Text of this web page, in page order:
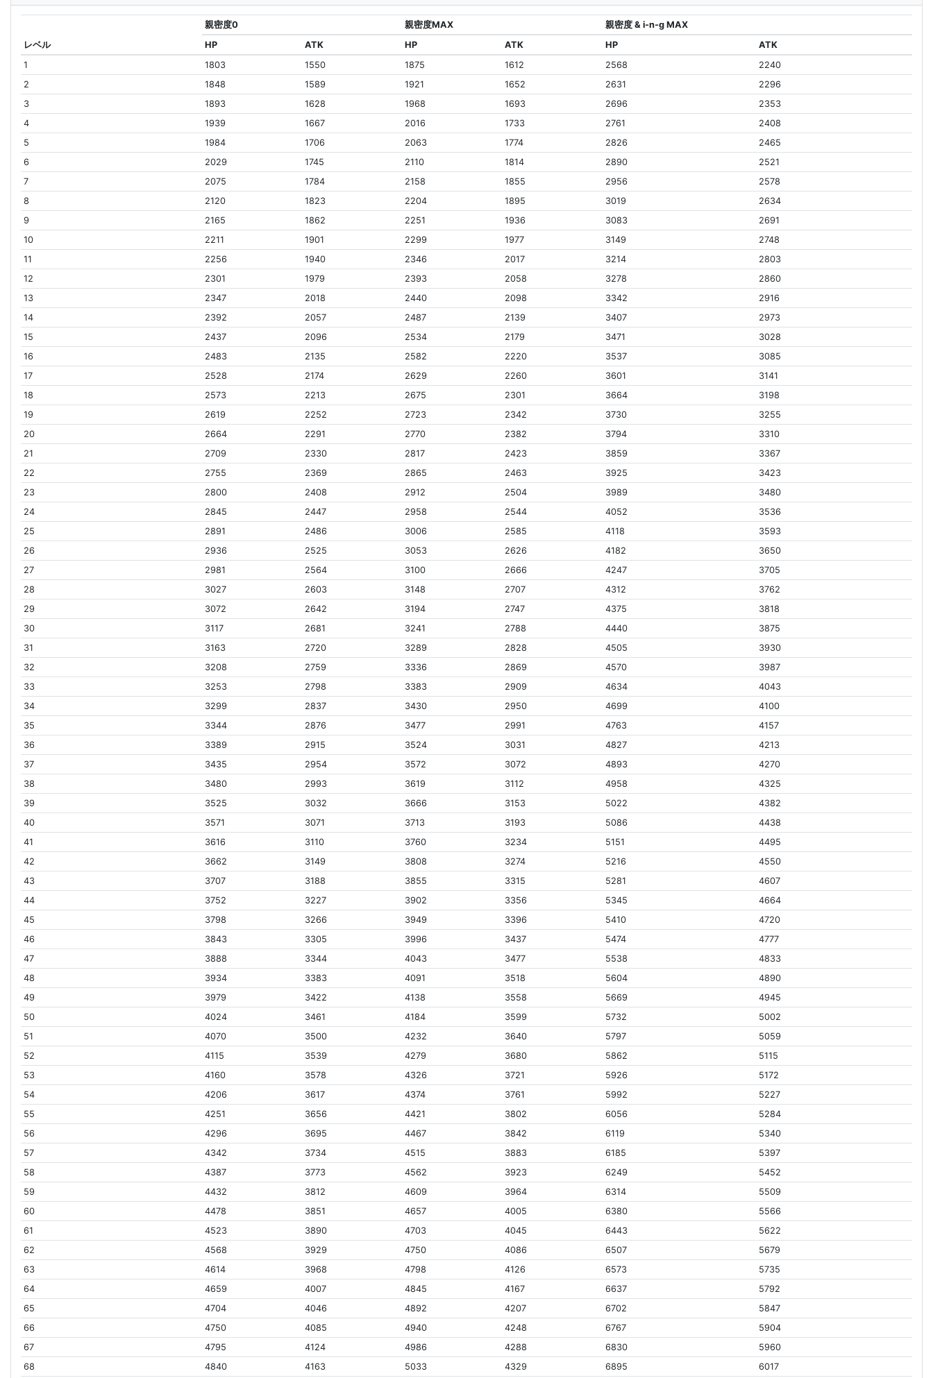
レベル
親密度0 親密度MAX
親密度 & i-n-g MAX
HP
ATK HP ATK HP
ATK
1
1803 1550 1875 1612 2568
2240
2
1848 1589 1921 1652 2631
2296
3
1893 1628 1968 1693 2696
2353
4
1939 1667 2016 1733 2761
2408
5
1984 1706 2063 1774 2826
2465
6
2029 1745 2110 1814 2890
2521
7
2075 1784 2158 1855 2956
2578
8
2120 1823 2204 1895 3019
2634
9
2165 1862 2251 1936 3083
2691
10
2211 1901 2299 1977 3149
2748
11
2256 1940 2346 2017 3214
2803
12
2301 1979 2393 2058 3278
2860
13
2347 2018 2440 2098 3342
2916
14
2392 2057 2487 2139 3407
2973
15
2437 2096 2534 2179 3471
3028
16
2483 2135 2582 2220 3537
3085
17
2528 2174 2629 2260 3601
3141
18
2573 2213 2675 2301 3664
3198
19
2619 2252 2723 2342 3730
3255
20
2664 2291 2770 2382 3794
3310
21
2709 2330 2817 2423 3859
3367
22
2755 2369 2865 2463 3925
3423
23
2800 2408 2912 2504 3989
3480
24
2845 2447 2958 2544 4052
3536
25
2891 2486 3006 2585 4118
3593
26
2936 2525 3053 2626 4182
3650
27
2981 2564 3100 2666 4247
3705
28
3027 2603 3148 2707 4312
3762
29
3072 2642 3194 2747 4375
3818
30
3117 2681 3241 2788 4440
3875
31
3163 2720 3289 2828 4505
3930
32
3208 2759 3336 2869 4570
3987
33
3253 2798 3383 2909 4634
4043
34
3299 2837 3430 2950 4699
4100
35
3344 2876 3477 2991 4763
4157
36
3389 2915 3524 3031 4827
4213
37
3435 2954 3572 3072 4893
4270
38
3480 2993 3619 3112 4958
4325
39
3525 3032 3666 3153 5022
4382
40
3571 3071 3713 3193 5086
4438
41
3616 3110 3760 3234 5151
4495
42
3662 3149 3808 3274 5216
4550
43
3707 3188 3855 3315 5281
4607
44
3752 3227 3902 3356 5345
4664
45
3798 3266 3949 3396 5410
4720
46
3843 3305 3996 3437 5474
4777
47
3888 3344 4043 3477 5538
4833
48
3934 3383 4091 3518 5604
4890
49
3979 3422 4138 3558 5669
4945
50
4024 3461 4184 3599 5732
5002
51
4070 3500 4232 3640 5797
5059
52
4115 3539 4279 3680 5862
5115
53
4160 3578 4326 3721 5926
5172
54
4206 3617 4374 3761 5992
5227
55
4251 3656 4421 3802 6056
5284
56
4296 3695 4467 3842 6119
5340
57
4342 3734 4515 3883 6185
5397
58
4387 3773 4562 3923 6249
5452
59
4432 3812 4609 3964 6314
5509
60
4478 3851 4657 4005 6380
5566
61
4523 3890 4703 4045 6443
5622
62
4568 3929 4750 4086 6507
5679
63
4614 3968 4798 4126 6573
5735
64
4659 4007 4845 4167 6637
5792
65
4704 4046 4892 4207 6702
5847
66
4750 4085 4940 4248 6767
5904
67
4795 4124 4986 4288 6830
5960
68
4840 4163 5033 4329 6895 6017